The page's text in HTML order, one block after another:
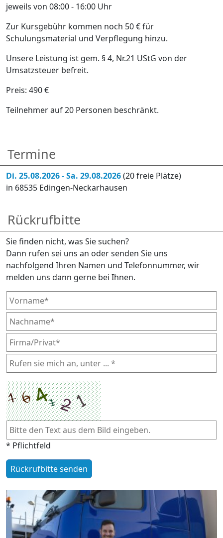
jeweils von 08:00 - 16:00 Uhr
Zur Kursgebühr kommen noch 50 € für
Schulungsmaterial und Verpflegung hinzu.
Unsere Leistung ist gem. § 4, Nr.21 UStG von der
Umsatzsteuer befreit.
Preis: 490 €
Teilnehmer auf 20 Personen beschränkt.
Termine
Di. 25.08.2026 - Sa. 29.08.2026(20 freie Plätze)
in 68535 Edingen-Neckarhausen
Rückrufbitte
Sie finden nicht, was Sie suchen?
Dann rufen sei uns an oder senden Sie uns
nachfolgend Ihren Namen und Telefonnummer, wir
melden uns dann gerne bei Ihnen.
* Pflichtfeld